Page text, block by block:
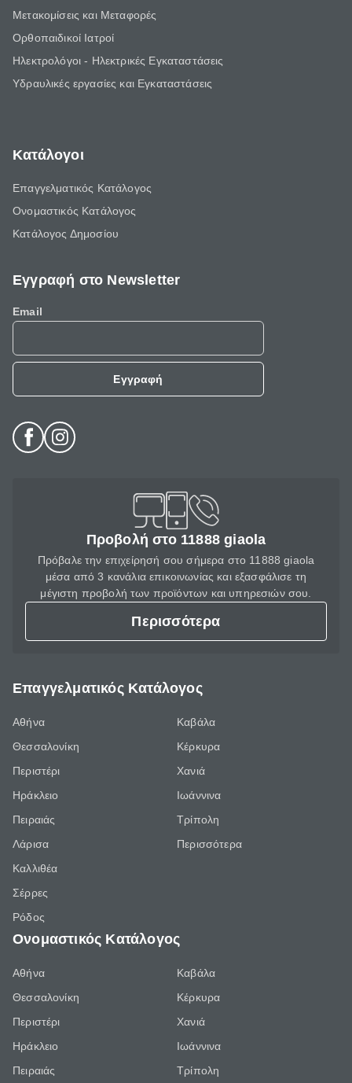
Μετακομίσεις και Μεταφορές
Ορθοπαιδικοί Ιατροί
Ηλεκτρολόγοι - Ηλεκτρικές Εγκαταστάσεις
Υδραυλικές εργασίες και Εγκαταστάσεις
Κατάλογοι
Επαγγελματικός Κατάλογος
Ονομαστικός Κατάλογος
Κατάλογος Δημοσίου
Εγγραφή στο Newsletter
Email
Εγγραφή
Προβολή στο 11888 giaola
Πρόβαλε την επιχείρησή σου σήμερα στο 11888 giaola
μέσα από 3 κανάλια επικοινωνίας και εξασφάλισε τη
μέγιστη προβολή των προϊόντων και υπηρεσιών σου.
Περισσότερα
Επαγγελματικός Κατάλογος
Αθήνα
Θεσσαλονίκη
Περιστέρι
Ηράκλειο
Πειραιάς
Λάρισα
Καλλιθέα
Σέρρες
Ρόδος
Καβάλα
Κέρκυρα
Χανιά
Ιωάννινα
Τρίπολη
Περισσότερα
Ονομαστικός Κατάλογος
Αθήνα
Θεσσαλονίκη
Περιστέρι
Ηράκλειο
Πειραιάς
Καβάλα
Κέρκυρα
Χανιά
Ιωάννινα
Τρίπολη